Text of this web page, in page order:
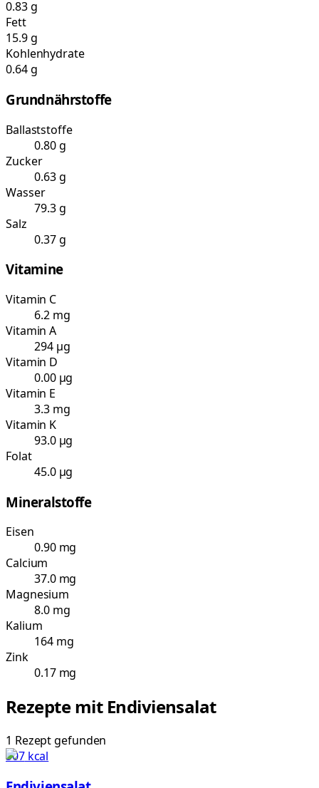
0.83 g
Fett
15.9 g
Kohlenhydrate
0.64 g
Grundnährstoffe
Ballaststoffe
0.80 g
Zucker
0.63 g
Wasser
79.3 g
Salz
0.37 g
Vitamine
Vitamin C
6.2 mg
Vitamin A
294 µg
Vitamin D
0.00 µg
Vitamin E
3.3 mg
Vitamin K
93.0 µg
Folat
45.0 µg
Mineralstoffe
Eisen
0.90 mg
Calcium
37.0 mg
Magnesium
8.0 mg
Kalium
164 mg
Zink
0.17 mg
Rezepte mit Endiviensalat
1 Rezeptgefunden
507kcal